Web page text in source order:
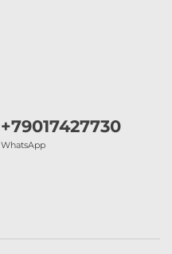
+79017427730
WhatsApp